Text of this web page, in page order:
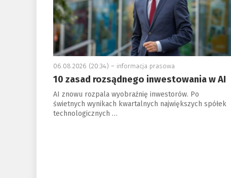
06.08.2026 (20:34) – informacja prasowa
10 zasad rozsądnego inwestowania w AI
AI znowu rozpala wyobraźnię inwestorów. Po
świetnych wynikach kwartalnych największych spółek
technologicznych …